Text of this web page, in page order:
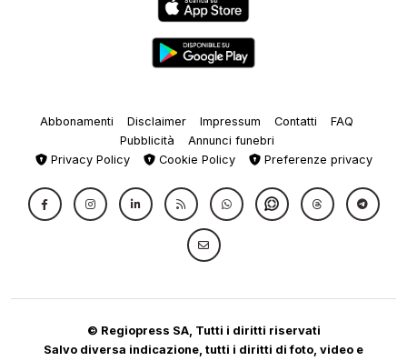
Abbonamenti Disclaimer Impressum Contatti
FAQ
Pubblicità
Annunci funebri
Privacy Policy
Cookie Policy Preferenze privacy
© Regiopress SA, Tutti i diritti riservati
Salvo diversa indicazione, tutti i diritti di foto, video e